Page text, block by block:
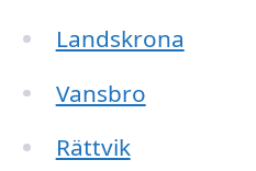
Landskrona
Vansbro
Rättvik